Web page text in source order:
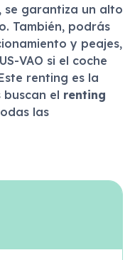
se garantiza un alto
También, podrás
y peajes,
VAO si el coche
renting es la
el renting
las